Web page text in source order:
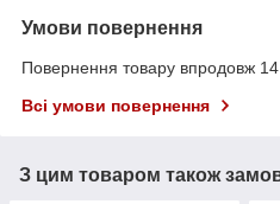
Умови повернення
Повернення товару впродовж 14
Всі умови повернення
З цим товаром також